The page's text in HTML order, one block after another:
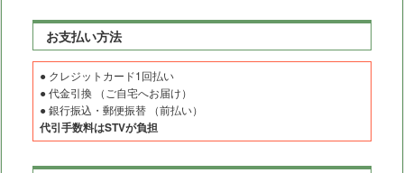
お支払い方法
● クレジットカード1回払い
● 代金引換 （ご自宅へお届け）
● 銀行振込・郵便振替 （前払い）
代引手数料はSTVが負担